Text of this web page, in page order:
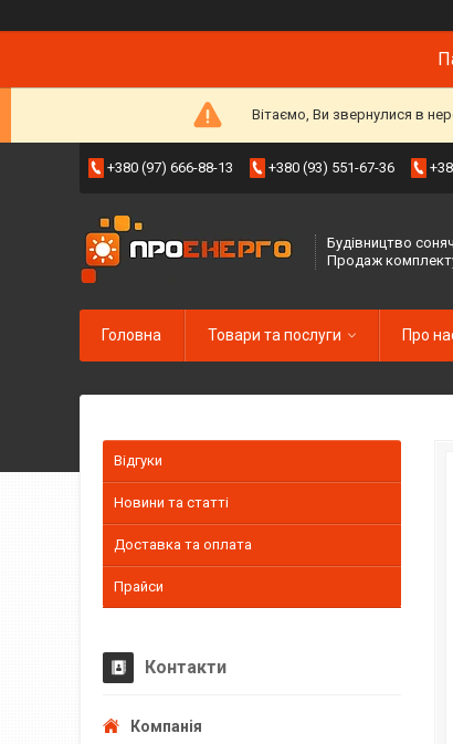
Вітаємо, Ви звернулися в
+380 (97) 666-88-13 +380 (93) 551-67-36
Будівництво
Продаж
Головна Товари та послуги Про
Відгуки
Новини та статті
Доставка та оплата
Прайси
Контакти